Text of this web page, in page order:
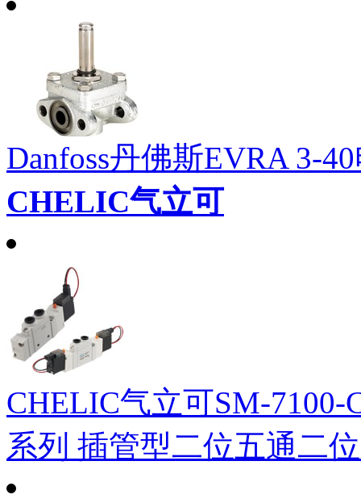
Danfoss丹佛斯EVRA 3-
CHELIC气立可
CHELIC气立可SM-7100-
系列 插管型二位五通二